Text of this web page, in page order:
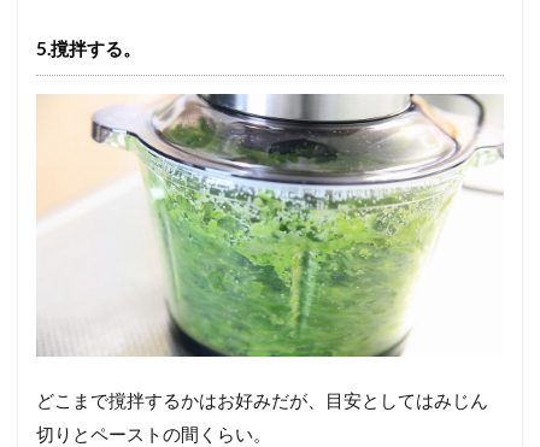
5.撹拌する。
どこまで撹拌するかはお好みだが、目安としてはみじん
切りとペーストの間くらい。